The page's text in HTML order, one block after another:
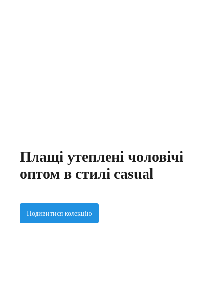
Плащі утеплені чоловічі
оптом в стилі casual
Подивитися колекцію